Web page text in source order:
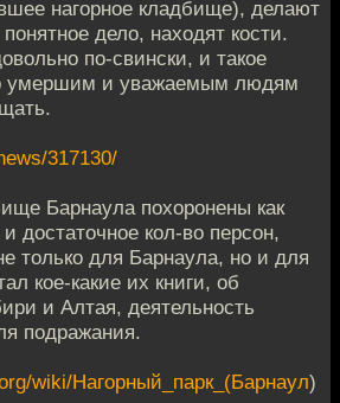
нагорное кладбище), делают
дело, находят кости.
по-свински, и такое
умершим и уважаемым людям
317130/
Барнаула похоронены как
достаточное кол-во персон,
только для Барнаула, но и для
кое-какие их книги, об
и Алтая, деятельность
подражания.
wiki/Нагорный_парк_(Барнаул)